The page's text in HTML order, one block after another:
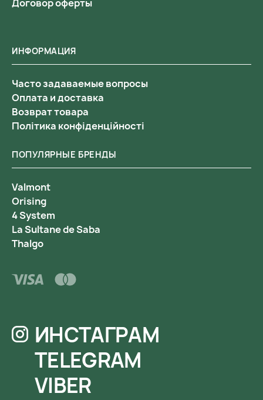
ИНФОРМАЦИЯ
Часто задаваемые вопросы
Оплата и доставка
Возврат товара
Політика конфіденційності
Договор оферты
ПОПУЛЯРНЫЕ БРЕНДЫ
Valmont
Orising
4 System
La Sultane de Saba
Thalgo
ИНСТАГРАМ
TELEGRAM
VIBER